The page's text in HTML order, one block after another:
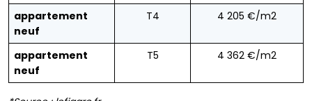
appartement
neuf
T4 4 205 €/m2
appartement
neuf
T5 4 362 €/m2